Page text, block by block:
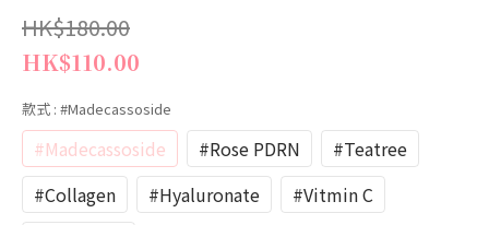
HK$180.00
HK$110.00
款式 : #Madecassoside
#Madecassoside #Rose PDRN
#Teatree
#Collagen
#Hyaluronate
#Vitmin C